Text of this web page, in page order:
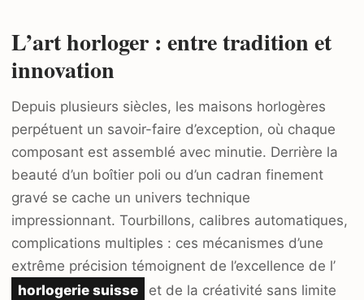
L’art horloger : entre tradition et
innovation
Depuis plusieurs siècles, les maisons horlogères
perpétuent un savoir-faire d’exception, où chaque
composant est assemblé avec minutie. Derrière la
beauté d’un boîtier poli ou d’un cadran finement
gravé se cache un univers technique
impressionnant. Tourbillons, calibres automatiques,
complications multiples : ces mécanismes d’une
extrême précision témoignent de l’excellence de l’
horlogerie suisse
et de la créativité sans limite